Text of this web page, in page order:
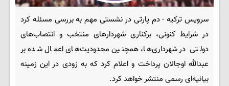
سرویس ترکیه - دم پارتی در نشستی مهم به بررسی مسئله کرد
در شرایط کنونی، برکناری شهردارهای منتخب و انتصاب‌های
دولتی در شهرداری‌ها، همچنین محدودیت‌های اعمال شده بر
عبدالله اوجالان پرداخت و اعلام کرد که به زودی در این زمینه
بیانیه‌ای رسمی منتشر خواهد کرد.